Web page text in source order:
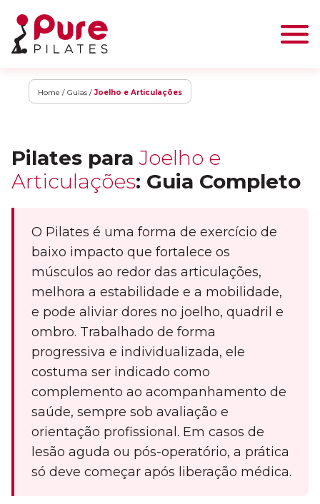
Home / Guias / Joelho e Articulações
Pilates paraJoelho e
Articulações: Guia Completo
O Pilates é uma forma de exercício de
baixo impacto que fortalece os
músculos ao redor das articulações,
melhora a estabilidade e a mobilidade,
e pode aliviar dores no joelho, quadril e
ombro. Trabalhado de forma
progressiva e individualizada, ele
costuma ser indicado como
complemento ao acompanhamento de
saúde, sempre sob avaliação e
orientação profissional. Em casos de
lesão aguda ou pós-operatório, a prática
só deve começar após liberação médica.